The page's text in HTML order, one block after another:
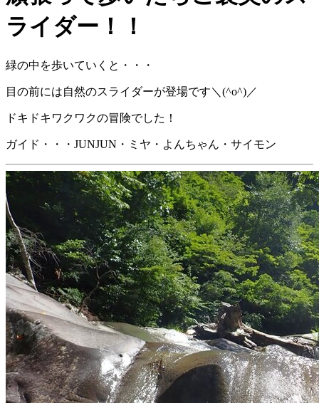
ライダー！！
緑の中を歩いていくと・・・
目の前には自然のスライダーが登場です＼ (^o^)／
ドキドキワクワクの冒険でした！
ガイド・・・JUNJUN・ミヤ・よんちゃん・サイモン